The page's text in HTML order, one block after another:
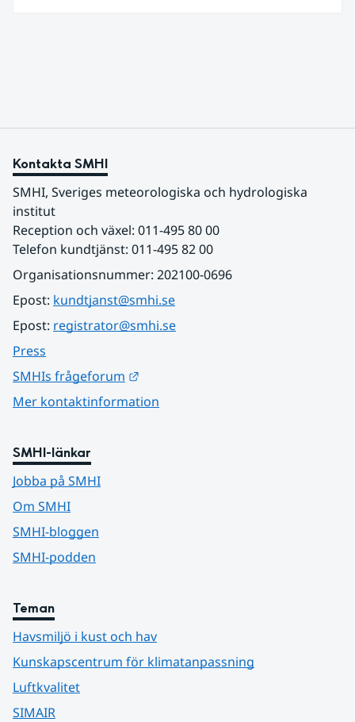
Kontakta SMHI
SMHI, Sveriges meteorologiska och hydrologiska
institut
Reception och växel: 011-495 80 00
Telefon kundtjänst: 011-495 82 00
Organisationsnummer: 202100-0696
Epost: kundtjanst@smhi.se
Epost: registrator@smhi.se
Press
SMHIs frågeforum
Mer kontaktinformation
SMHI-länkar
Jobba på SMHI
Om SMHI
SMHI-bloggen
SMHI-podden
Teman
Havsmiljö i kust och hav
Kunskapscentrum för klimatanpassning
Luftkvalitet
SIMAIR